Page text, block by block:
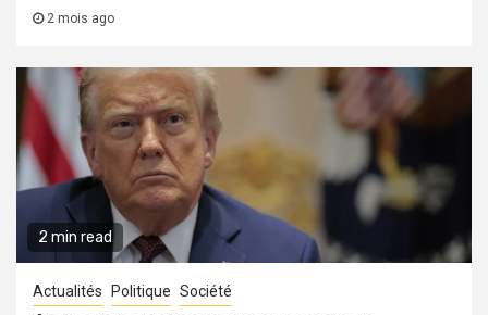
2 mois ago
2 min read
Actualités Politique Société